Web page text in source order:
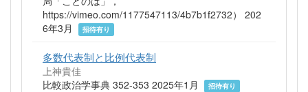
https://vimeo.com/1177547113/4b7b1f2732） 202
6年3月
招待有り
多数代表制と比例代表制
上神貴佳
比較政治学事典 352-353 2025年1月
招待有り